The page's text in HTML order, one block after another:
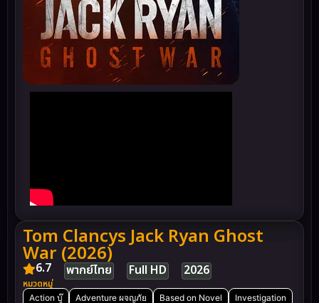
Tom Clancys Jack Ryan Ghost
War (2026)
6.7 พากย์ไทย Full HD 2026
หมวดหมู่
Action บู๊ Adventure ผจญภัย Based on Novel
Investigation